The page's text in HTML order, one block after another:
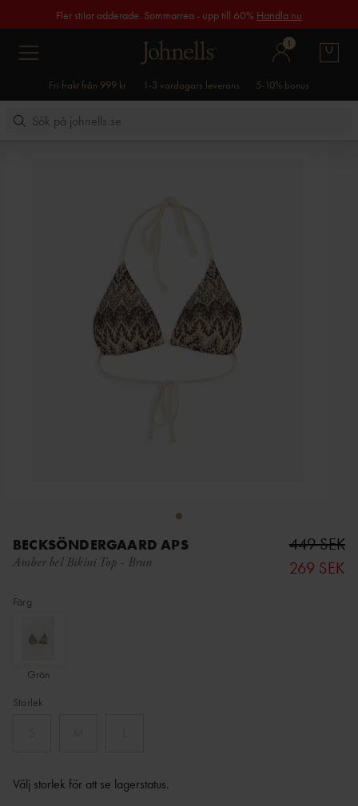
Fler stilar adderade. Sommarrea - upp till 60% Handla nu
1
Fri frakt från 999 kr 1-3 vardagars leverans 5-10% bonus
BECKSÖNDERGAARD APS
Amber bel Bikini Top - Brun
449 SEK
269 SEK
Färg
Grön
Storlek
Välj storlek för att se lagerstatus.